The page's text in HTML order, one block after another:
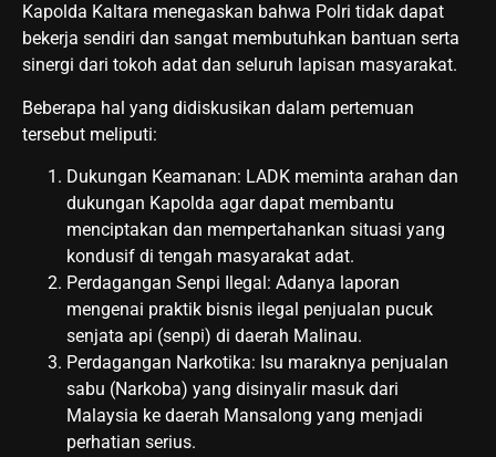
Kapolda Kaltara menegaskan bahwa Polri tidak dapat
bekerja sendiri dan sangat membutuhkan bantuan serta
sinergi dari tokoh adat dan seluruh lapisan masyarakat.
​Beberapa hal yang didiskusikan dalam pertemuan
tersebut meliputi:
​Dukungan Keamanan: LADK meminta arahan dan
dukungan Kapolda agar dapat membantu
menciptakan dan mempertahankan situasi yang
kondusif di tengah masyarakat adat.
​Perdagangan Senpi Ilegal: Adanya laporan
mengenai praktik bisnis ilegal penjualan pucuk
senjata api (senpi) di daerah Malinau.
​Perdagangan Narkotika: Isu maraknya penjualan
sabu (Narkoba) yang disinyalir masuk dari
Malaysia ke daerah Mansalong yang menjadi
perhatian serius.